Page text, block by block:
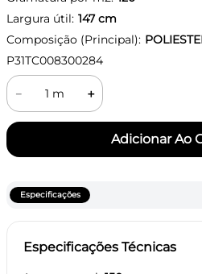
Largura útil: 147cm
Composição (Principal):
P31TC008300284
＋
－
Especificações
Especificações Técnicas